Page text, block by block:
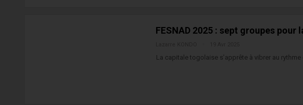
FESNAD 2025 : sept groupes
La capitale togolaise s’apprête à vibrer au